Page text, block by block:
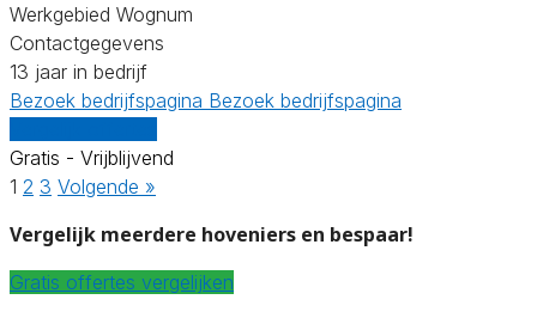
Werkgebied Wognum
Contactgegevens
13 jaar in bedrijf
Bezoek bedrijfspagina Bezoek bedrijfspagina
Gratis - Vrijblijvend
1 2 3 Volgende »
Vergelijk meerdere hoveniers en bespaar!
Gratis offertes vergelijken